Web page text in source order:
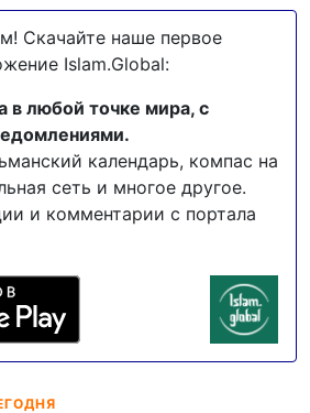
Скачайте наше первое
Islam.Global:
в любой точке мира, с
календарь, компас на
сеть и многое другое.
и комментарии с портала